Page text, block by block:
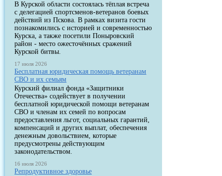
В Курской области состоялась тёплая встреча
с делегацией спортсменов-ветеранов боевых
действий из Пскова. В рамках визита гости
познакомились с историей и современностью
Курска, а также посетили Поныровский
район - место ожесточённых сражений
Курской битвы.
17 июля 2026
Бесплатная юридическая помощь ветеранам
СВО и их семьям
Курский филиал фонда «Защитники
Отечества» содействует в получении
бесплатной юридической помощи ветеранам
СВО и членам их семей по вопросам
предоставления льгот, социальных гарантий,
компенсаций и других выплат, обеспечения
денежным довольствием, которые
предусмотрены действующим
законодательством.
16 июля 2026
Репродуктивное здоровье